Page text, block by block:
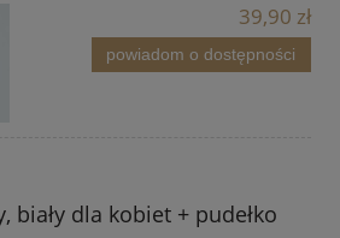
39,90 zł
powiadom o dostępności
biały dla kobiet + pudełko